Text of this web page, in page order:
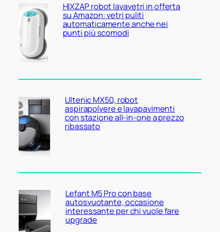
HIXZAP robot lavavetri in offerta
su Amazon: vetri puliti
automaticamente anche nei
punti più scomodi
Ultenic MX50, robot
aspirapolvere e lavapavimenti
con stazione all-in-one a prezzo
ribassato
Lefant M5 Pro con base
autosvuotante, occasione
interessante per chi vuole fare
upgrade